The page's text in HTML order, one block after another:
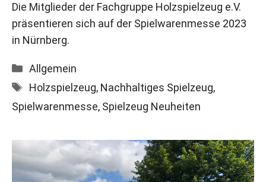
Die Mitglieder der Fachgruppe Holzspielzeug e.V.
präsentieren sich auf der Spielwarenmesse 2023
in Nürnberg.
Kategorien
Allgemein
Schlagwörter
Holzspielzeug, Nachhaltiges Spielzeug,
Spielwarenmesse, Spielzeug Neuheiten